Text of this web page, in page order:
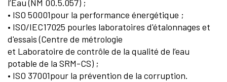
l’Eau (NM 00.5.057) ;
• ISO 50001pour la performance énergétique ;
• ISO/IEC17025 pourles laboratoires d'étalonnages et
d'essais (Centre de métrologie
et Laboratoire de contrôle de la qualité de l’eau
potable de la SRM-CS) ;
• ISO 37001pour la prévention de la corruption.